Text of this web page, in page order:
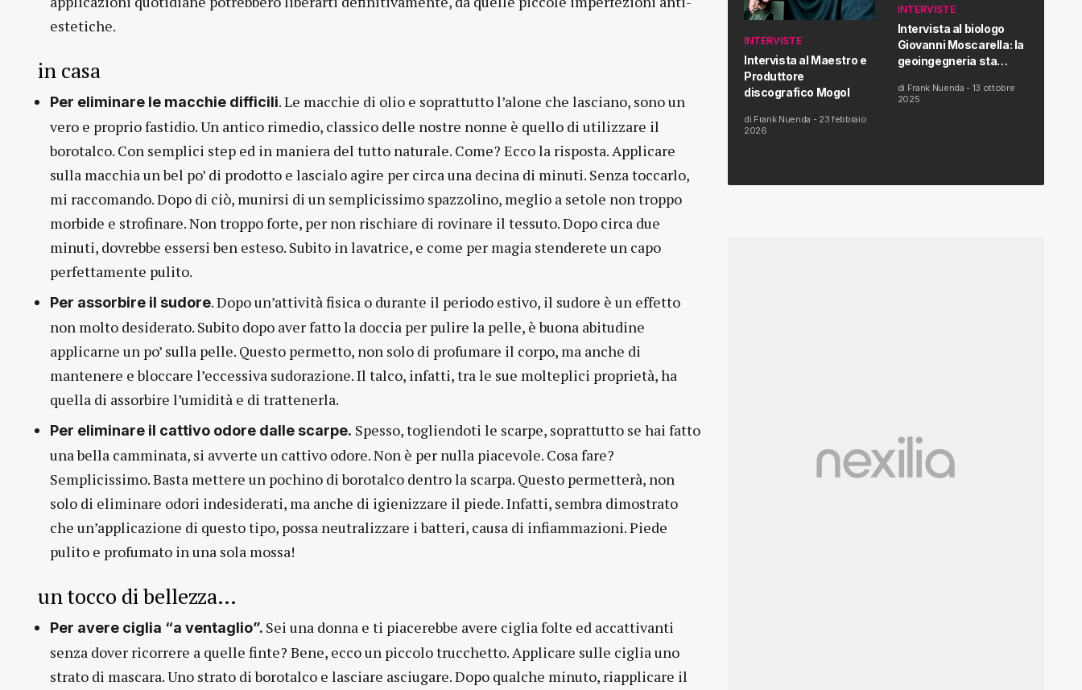
estetiche.
in casa
Per eliminare le macchie difficili. Le macchie di olio e soprattutto l’alone che lasciano, sono un
vero e proprio fastidio. Un antico rimedio, classico delle nostre nonne è quello di utilizzare il
borotalco. Con semplici step ed in maniera del tutto naturale. Come? Ecco la risposta. Applicare
sulla macchia un bel po’ di prodotto e lascialo agire per circa una decina di minuti. Senza toccarlo,
mi raccomando. Dopo di ciò, munirsi di un semplicissimo spazzolino, meglio a setole non troppo
morbide e strofinare. Non troppo forte, per non rischiare di rovinare il tessuto. Dopo circa due
minuti, dovrebbe essersi ben esteso. Subito in lavatrice, e come per magia stenderete un capo
perfettamente pulito.
Per assorbire il sudore. Dopo un’attività fisica o durante il periodo estivo, il sudore è un effetto
non molto desiderato. Subito dopo aver fatto la doccia per pulire la pelle, è buona abitudine
applicarne un po’ sulla pelle. Questo permetto, non solo di profumare il corpo, ma anche di
mantenere e bloccare l’eccessiva sudorazione. Il talco, infatti, tra le sue molteplici proprietà, ha
quella di assorbire l’umidità e di trattenerla.
Per eliminare il cattivo odore dalle scarpe. Spesso, togliendoti le scarpe, soprattutto se hai fatto
una bella camminata, si avverte un cattivo odore. Non è per nulla piacevole. Cosa fare?
Semplicissimo. Basta mettere un pochino di borotalco dentro la scarpa. Questo permetterà, non
solo di eliminare odori indesiderati, ma anche di igienizzare il piede. Infatti, sembra dimostrato
che un’applicazione di questo tipo, possa neutralizzare i batteri, causa di infiammazioni. Piede
pulito e profumato in una sola mossa!
un tocco di bellezza…
Per avere ciglia “a ventaglio”. Sei una donna e ti piacerebbe avere ciglia folte ed accattivanti
senza dover ricorrere a quelle finte? Bene, ecco un piccolo trucchetto. Applicare sulle ciglia uno
strato di mascara. Uno strato di borotalco e lasciare asciugare. Dopo qualche minuto, riapplicare il
INTERVISTE
Intervista al Maestro e
Produttore
discografico Mogol
di Frank Nuenda - 23 febbraio
2026
INTERVISTE
Intervista al biologo
Giovanni Moscarella: la
geoingegneria sta
salute dell’uomo
di Frank Nuenda - 13 ottobre
2025